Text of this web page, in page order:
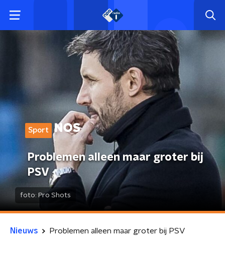
Sport
Problemen alleen maar groter bij
PSV
foto: Pro Shots
Nieuws Problemen alleen maar groter bij PSV